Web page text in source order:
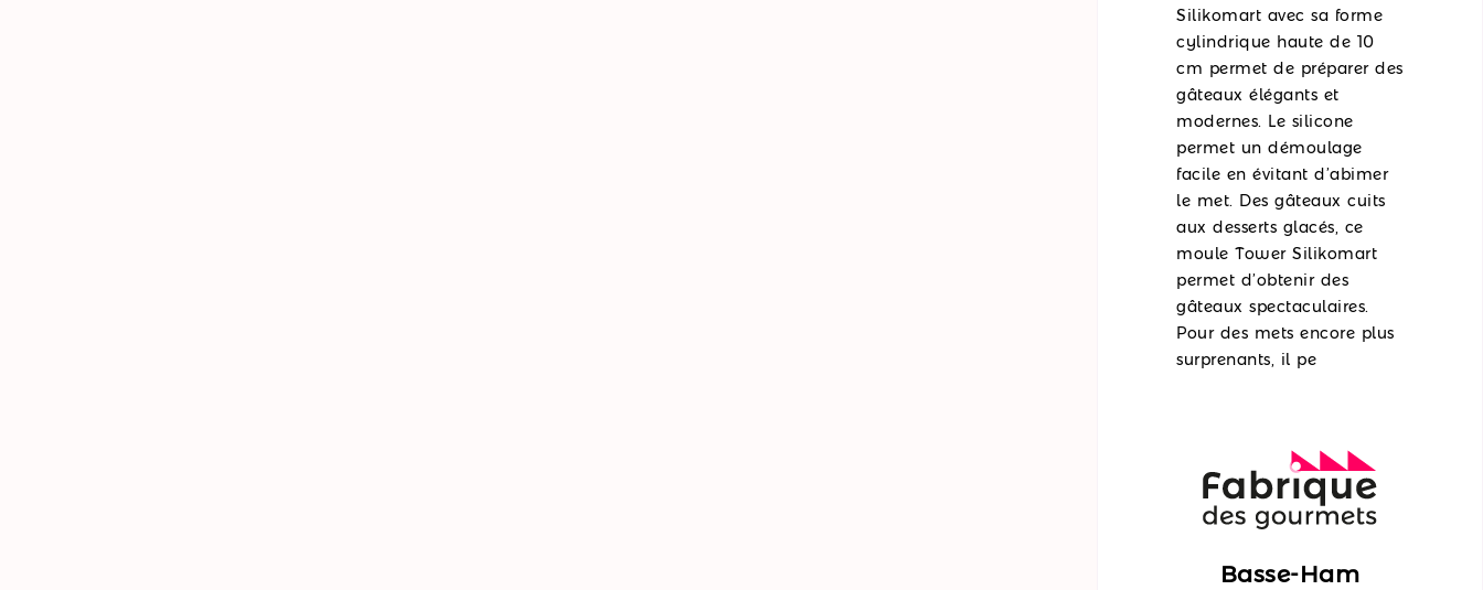
Silikomart avec sa forme
cylindrique haute de 10
cm permet de préparer des
gâteaux élégants et
modernes. Le silicone
permet un démoulage
facile en évitant d’abimer
le met. Des gâteaux cuits
aux desserts glacés, ce
moule Tower Silikomart
permet d’obtenir des
gâteaux spectaculaires.
Pour des mets encore plus
surprenants, il pe
Basse-Ham